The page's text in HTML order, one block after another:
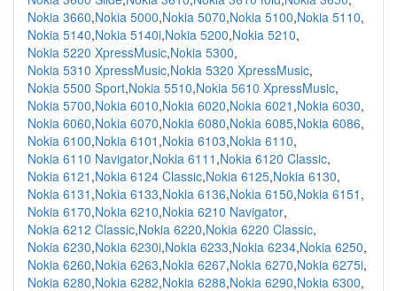
Nokia 3660,Nokia 5000,Nokia 5070,Nokia 5100,Nokia 5110,
Nokia 5140,Nokia 5140i,Nokia 5200,Nokia 5210,
Nokia 5220 XpressMusic,Nokia 5300,
Nokia 5310 XpressMusic,Nokia 5320 XpressMusic,
Nokia 5500 Sport,Nokia 5510,Nokia 5610 XpressMusic,
Nokia 5700,Nokia 6010,Nokia 6020,Nokia 6021 ,Nokia 6030,
Nokia 6060,Nokia 6070,Nokia 6080,Nokia 6085,Nokia 6086,
Nokia 6100,Nokia 6101 ,Nokia 6103,Nokia 6110,
Nokia 6110 Navigator,Nokia 6111 ,Nokia 6120 Classic,
Nokia 6121 ,Nokia 6124 Classic,Nokia 6125,Nokia 6130,
Nokia 6131 ,Nokia 6133,Nokia 6136,Nokia 6150,Nokia 6151 ,
Nokia 6170,Nokia 6210,Nokia 6210 Navigator,
Nokia 6212 Classic,Nokia 6220,Nokia 6220 Classic,
Nokia 6230,Nokia 6230i,Nokia 6233,Nokia 6234,Nokia 6250,
Nokia 6260,Nokia 6263,Nokia 6267,Nokia 6270,Nokia 6275i,
Nokia 6280,Nokia 6282,Nokia 6288,Nokia 6290,Nokia 6300,